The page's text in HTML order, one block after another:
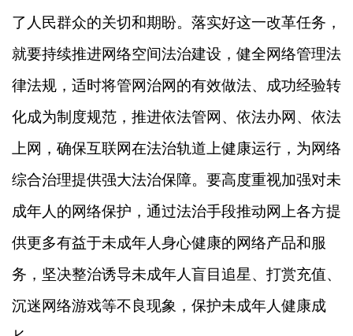
了人民群众的关切和期盼。落实好这一改革任务，
就要持续推进网络空间法治建设，健全网络管理法
律法规，适时将管网治网的有效做法、成功经验转
化成为制度规范，推进依法管网、依法办网、依法
上网，确保互联网在法治轨道上健康运行，为网络
综合治理提供强大法治保障。要高度重视加强对未
成年人的网络保护，通过法治手段推动网上各方提
供更多有益于未成年人身心健康的网络产品和服
务，坚决整治诱导未成年人盲目追星、打赏充值、
沉迷网络游戏等不良现象，保护未成年人健康成